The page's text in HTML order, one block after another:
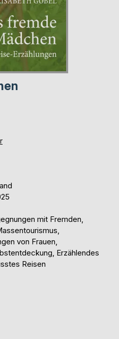
mit Fremden,
von Frauen,
Erzählendes
Reisen